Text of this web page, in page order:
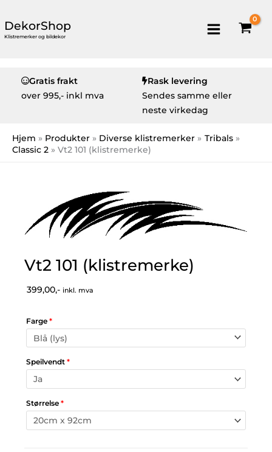
DekorShop
Klistremerker og bildekor
Gratis frakt
over 995,- inkl mva
Rask levering
Sendes samme eller
neste virkedag
Hjem Produkter Diverse klistremerker
Tribals
Classic 2
Vt2 101 (klistremerke)
Vt2 101 (klistremerke)
399,00,- inkl. mva
Farge *
Speilvendt *
Størrelse *